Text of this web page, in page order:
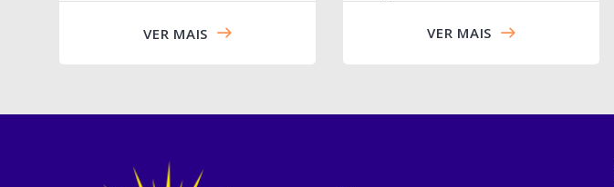
VER MAIS VER MAIS